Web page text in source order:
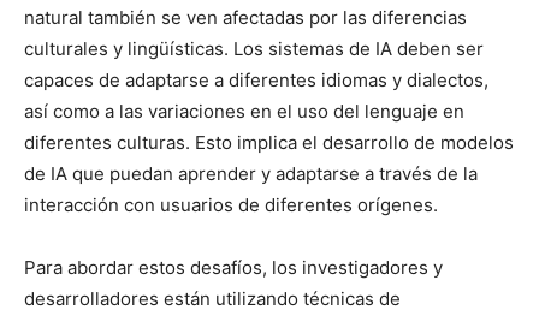
natural también se ven afectadas por las diferencias
culturales y lingüísticas. Los sistemas de IA deben ser
capaces de adaptarse a diferentes idiomas y dialectos,
así como a las variaciones en el uso del lenguaje en
diferentes culturas. Esto implica el desarrollo de modelos
de IA que puedan aprender y adaptarse a través de la
interacción con usuarios de diferentes orígenes.
Para abordar estos desafíos, los investigadores y
desarrolladores están utilizando técnicas de